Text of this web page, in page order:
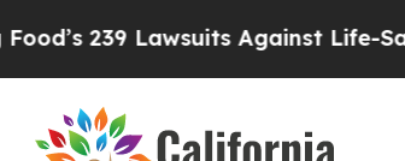
Against Life-Saving Policies